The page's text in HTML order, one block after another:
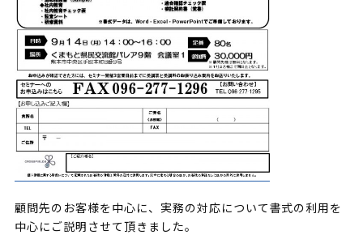
顧問先のお客様を中心に、実務の対応について書式の利用を
中心にご説明させて頂きました。